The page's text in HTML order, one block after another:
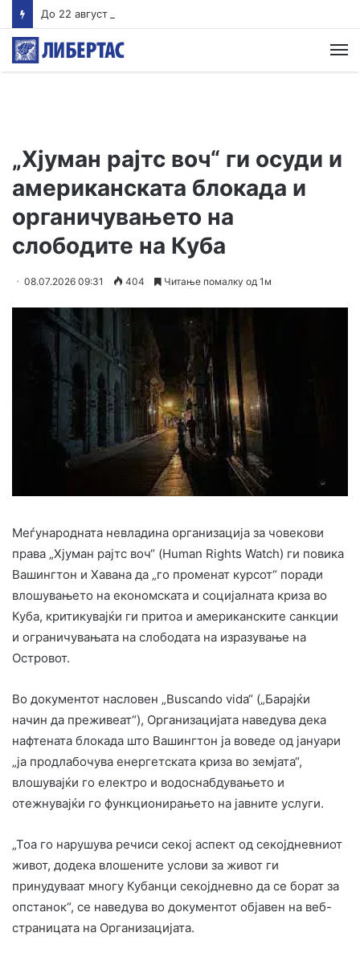
„Хјуман рајтс воч“ ги осуди и
американската блокада и
органичувањето на
слободите на Куба
08.07.2026 09:31 404 Читање помалку од 1м
Меѓународната невладина организација за човекови
права „Хјуман рајтс воч“ (Human Rights Watch) ги повика
Вашингтон и Хавана да „го променат курсот“ поради
влошувањето на економската и социјалната криза во
Куба, критикувајќи ги притоа и американските санкции
и ограничувањата на слободата на изразување на
Островот.
Во документот насловен „Buscando vida“ („Барајќи
начин да преживеат“), Организацијата наведува дека
нафтената блокада што Вашингтон ја воведе од јануари
„ја продлабочува енергетската криза во земјата“,
влошувајќи го електро и водоснабдувањето и
отежнувајќи го функционирањето на јавните услуги.
„Тоа го нарушува речиси секој аспект од секојдневниот
живот, додека влошените услови за живот ги
принудуваат многу Кубанци секојдневно да се борат за
опстанок“, се наведува во документот објавен на веб-
страницата на Организацијата.